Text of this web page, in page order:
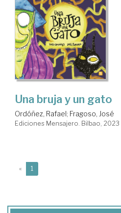
Una bruja y un gato
Ordóñez, Rafael; Fragoso, José
Ediciones Mensajero. Bilbao, 2023
« 1